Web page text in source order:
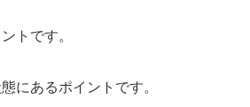
トです。
にあるポイントです。